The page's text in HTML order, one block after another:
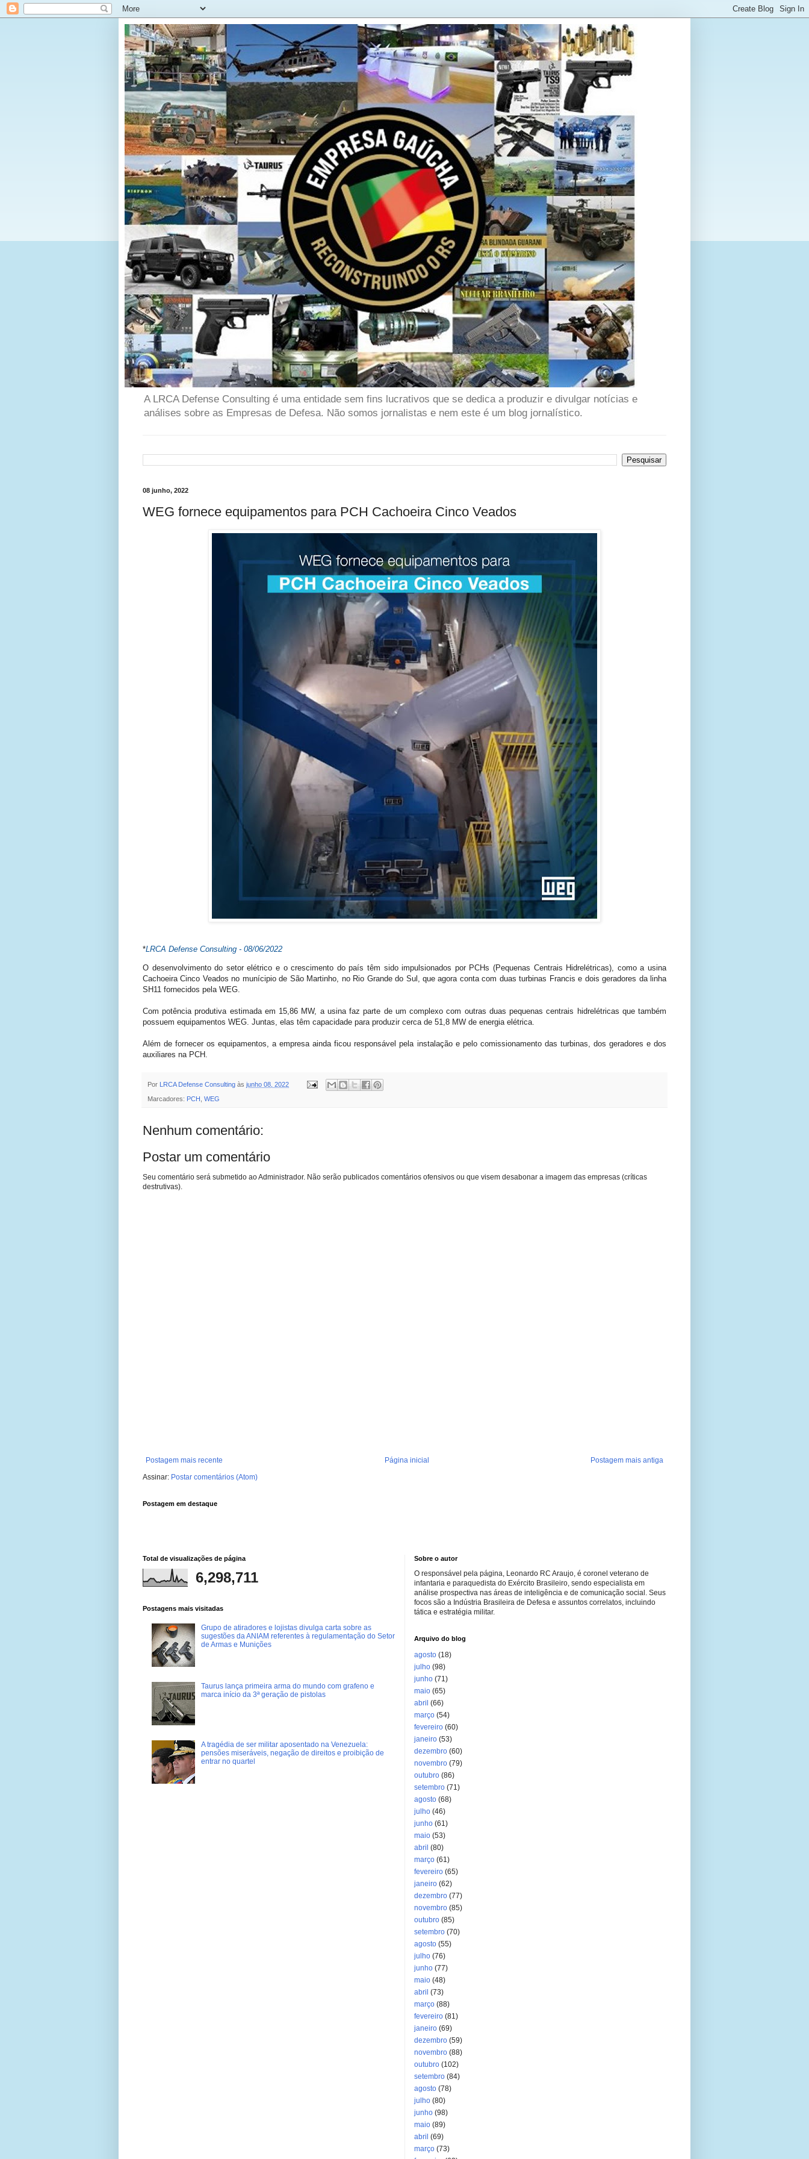
A LRCA Defense Consulting é uma entidade sem fins lucrativos que se dedica a produzir e divulgar notícias e
análises sobre as Empresas de Defesa. Não somos jornalistas e nem este é um blog jornalístico.
08 junho, 2022
WEG fornece equipamentos para PCH Cachoeira Cinco Veados
*LRCA Defense Consulting - 08/06/2022
O desenvolvimento do setor elétrico e o crescimento do país têm sido impulsionados por PCHs (Pequenas Centrais Hidrelétricas), como a usina
Cachoeira Cinco Veados no munícipio de São Martinho, no Rio Grande do Sul, que agora conta com duas turbinas Francis e dois geradores da linha
SH11 fornecidos pela WEG.
Com potência produtiva estimada em 15,86 MW, a usina faz parte de um complexo com outras duas pequenas centrais hidrelétricas que também
possuem equipamentos WEG. Juntas, elas têm capacidade para produzir cerca de 51,8 MW de energia elétrica.
Além de fornecer os equipamentos, a empresa ainda ficou responsável pela instalação e pelo comissionamento das turbinas, dos geradores e dos
auxiliares na PCH.
Por LRCA Defense Consulting às junho 08, 2022
Marcadores: PCH WEG
Nenhum comentário:
Postar um comentário
Seu comentário será submetido ao Administrador. Não serão publicados comentários ofensivos ou que visem desabonar a imagem das empresas (críticas
destrutivas).
Postagem mais recente Postagem mais antiga
Página inicial
Assinar: Postar comentários (Atom)
Postagem em destaque
Total de visualizações de página
6,298,711
Postagens mais visitadas
Grupo de atiradores e lojistas divulga carta sobre as
sugestões da ANIAM referentes à regulamentação do Setor
de Armas e Munições
Taurus lança primeira arma do mundo com grafeno e
marca início da 3ª geração de pistolas
A tragédia de ser militar aposentado na Venezuela:
pensões miseráveis, negação de direitos e proibição de
entrar no quartel
Sobre o autor
O responsável pela página, Leonardo RC Araujo, é coronel veterano de
infantaria e paraquedista do Exército Brasileiro, sendo especialista em
análise prospectiva nas áreas de inteligência e de comunicação social. Seus
focos são a Indústria Brasileira de Defesa e assuntos correlatos, incluindo
tática e estratégia militar.
Arquivo do blog
agosto (18)
julho (98)
junho (71)
maio (65)
abril (66)
março (54)
fevereiro (60)
janeiro (53)
dezembro (60)
novembro (79)
outubro (86)
setembro (71)
agosto (68)
julho (46)
junho (61)
maio (53)
abril (80)
março (61)
fevereiro (65)
janeiro (62)
dezembro (77)
novembro (85)
outubro (85)
setembro (70)
agosto (55)
julho (76)
junho (77)
maio (48)
abril (73)
março (88)
fevereiro (81)
janeiro (69)
dezembro (59)
novembro (88)
outubro (102)
setembro (84)
agosto (78)
julho (80)
junho (98)
maio (89)
abril (69)
março (73)